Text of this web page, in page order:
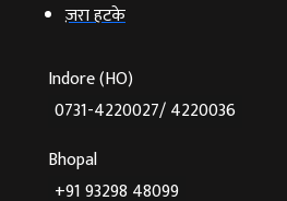
ज़रा हटके
Indore (HO)
0731-4220027/ 4220036
Bhopal
+91 93298 48099